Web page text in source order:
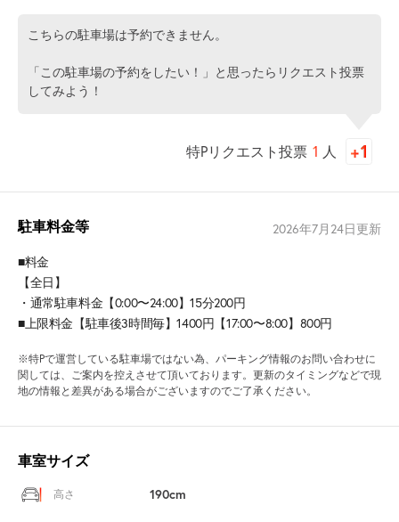
こちらの駐車場は予約できません。
「この駐車場の予約をしたい！」と思ったらリクエスト投票
してみよう！
特Pリクエスト投票 1 人
駐車料金等 2026年7月24日更新
■料金
【全日】
・通常駐車料金【0:00〜24:00】15分200円
■上限料金【駐車後3時間毎】1400円【17:00〜8:00】800円
※特Pで運営している駐車場ではない為、パーキング情報のお問い合わせに
関しては、ご案内を控えさせて頂いております。更新のタイミングなどで現
地の情報と差異がある場合がございますのでご了承ください。
車室サイズ
高さ 190cm